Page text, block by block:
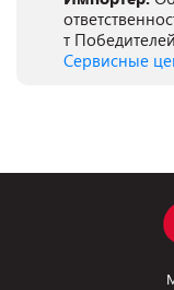
т
Сервисные